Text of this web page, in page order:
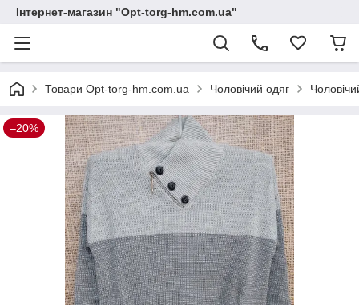
Інтернет-магазин "Opt-torg-hm.com.ua"
Товари Opt-torg-hm.com.ua Чоловічий одяг
–20%